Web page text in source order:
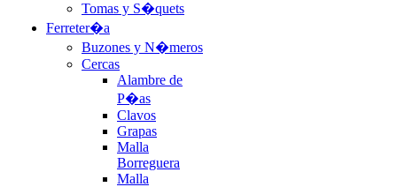
Tomas y S�quets
Ferreter�a
Buzones y N�meros
Cercas
Alambre de
P�as
Clavos
Grapas
Malla
Borreguera
Malla